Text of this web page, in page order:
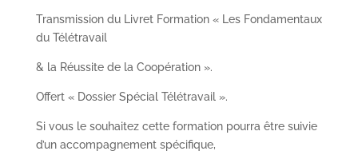
Transmission du Livret Formation « Les Fondamentaux
du Télétravail
& la Réussite de la Coopération ».
Offert « Dossier Spécial Télétravail ».
Si vous le souhaitez cette formation pourra être suivie
d’un accompagnement spécifique,